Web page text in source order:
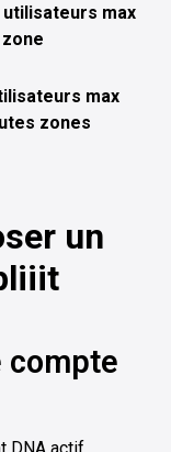
utilisateurs max
zone
max
zones
un
compte